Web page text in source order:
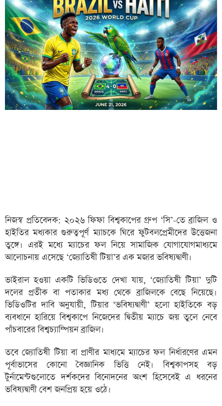
নিজস্ব প্রতিবেদক: ২০২৬ ফিফা বিশ্বকাপের গ্রুপ ‘সি’-তে ব্রাজিল ও
হাইতির মধ্যকার গুরুত্বপূর্ণ ম্যাচকে ঘিরে ফুটবলপ্রেমীদের উত্তেজনা
তুঙ্গে। এরই মধ্যে ম্যাচের ফল নিয়ে সামাজিক যোগাযোগমাধ্যমে
আলোচনায় এসেছে ‘জ্যোতিষী টিয়া’র এক মজার ভবিষ্যদ্বাণী।
ভাইরাল হওয়া একটি ভিডিওতে দেখা যায়, ‘জ্যোতিষী টিয়া’ দুটি
দলের প্রতীক বা পতাকার মধ্য থেকে ব্রাজিলকে বেছে নিয়েছে।
ভিডিওটির দাবি অনুযায়ী, টিয়ার ‘ভবিষ্যদ্বাণী’ হলো হাইতিকে বড়
ব্যবধানে হারিয়ে বিশ্বকাপে নিজেদের দ্বিতীয় ম্যাচে জয় তুলে নেবে
পাঁচবারের বিশ্বচ্যাম্পিয়ন ব্রাজিল।
তবে জ্যোতিষী টিয়া বা প্রাণীর মাধ্যমে ম্যাচের ফল নির্ধারণের এমন
পূর্বাভাসের কোনো বৈজ্ঞানিক ভিত্তি নেই। বিশ্বকাপসহ বড়
টুর্নামেন্টগুলোতে দর্শকদের বিনোদনের অংশ হিসেবেই এ ধরনের
ভবিষ্যদ্বাণী বেশ জনপ্রিয় হয়ে ওঠে।